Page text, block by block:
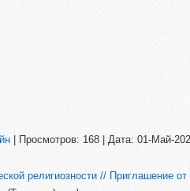
Просмотров: 168 Дата: 01-Май-
религиозности //